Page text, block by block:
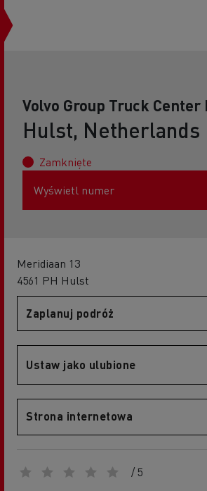
Volvo Group Truck Center
Hulst, Netherlands
Zamknięte
Wyświetl numer
Meridiaan 13
4561 PH Hulst
Zaplanuj podróż
Ustaw jako ulubione
Strona internetowa
/ 5